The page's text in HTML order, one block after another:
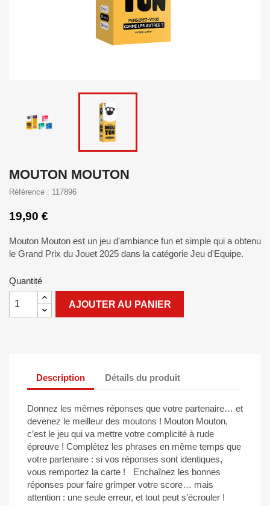
MOUTON MOUTON
Référence : 117896
19,90 €
Mouton Mouton est un jeu d'ambiance fun et simple qui a obtenu
le Grand Prix du Jouet 2025 dans la catégorie Jeu d'Equipe.
Quantité
AJOUTER AU PANIER
Description Détails du produit
Donnez les mêmes réponses que votre partenaire… et
devenez le meilleur des moutons ! Mouton Mouton,
c’est le jeu qui va mettre votre complicité à rude
épreuve ! Complétez les phrases en même temps que
votre partenaire : si vos réponses sont identiques,
vous remportez la carte ! Enchaînez les bonnes
réponses pour faire grimper votre score… mais
attention : une seule erreur, et tout peut s’écrouler !